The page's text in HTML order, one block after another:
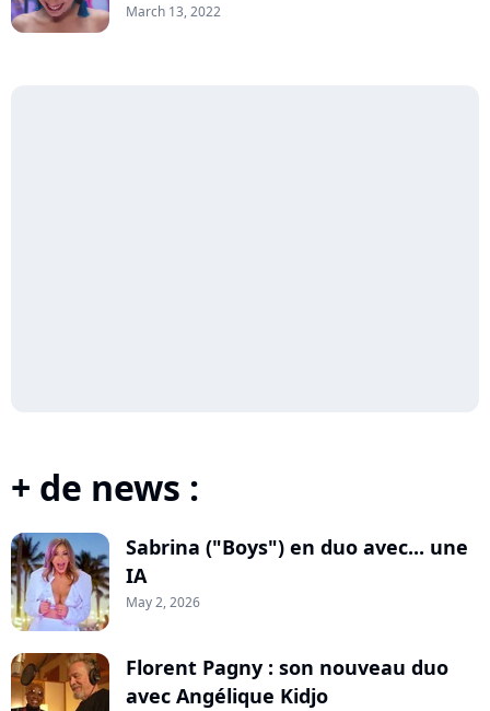
March 13, 2022
+ de news :
Sabrina ("Boys") en duo avec... une
IA
May 2, 2026
Florent Pagny : son nouveau duo
avec Angélique Kidjo